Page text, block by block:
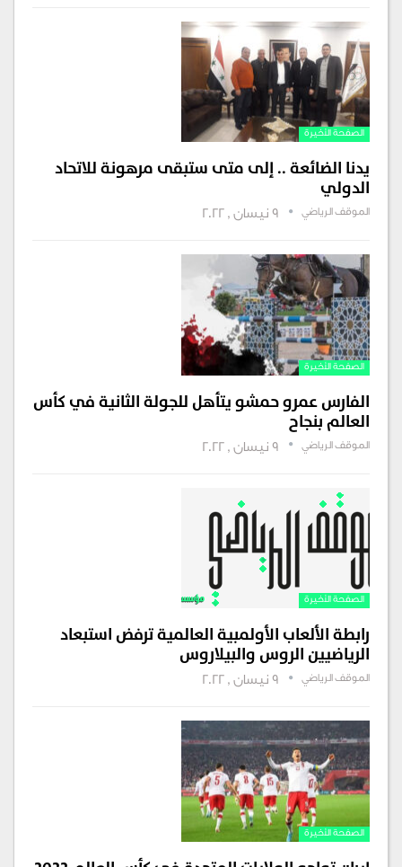
الصفحة الأخيرة
يدنا الضائعة .. إلى متى ستبقى مرهونة للاتحاد
الدولي
الموقف الرياضي
الصفحة الأخيرة
الفارس عمرو حمشو يتأهل للجولة الثانية في كأس
العالم بنجاح
الموقف الرياضي
الصفحة الأخيرة
رابطة الألعاب الأولمبية العالمية ترفض استبعاد
الرياضيين الروس والبيلاروس
الموقف الرياضي
الصفحة الأخيرة